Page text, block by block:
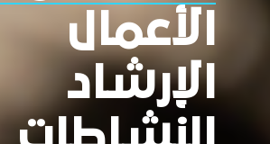
الأعمال
الإرشاد